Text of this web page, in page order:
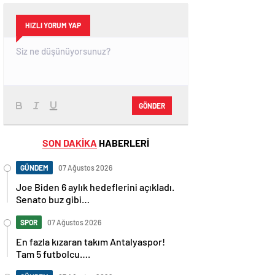
HIZLI YORUM YAP
GÖNDER
SON DAKİKA HABERLERİ
GÜNDEM 07 Ağustos 2026
Joe Biden 6 aylık hedeflerini açıkladı.
Senato buz gibi…
SPOR 07 Ağustos 2026
En fazla kızaran takım Antalyaspor!
Tam 5 futbolcu….